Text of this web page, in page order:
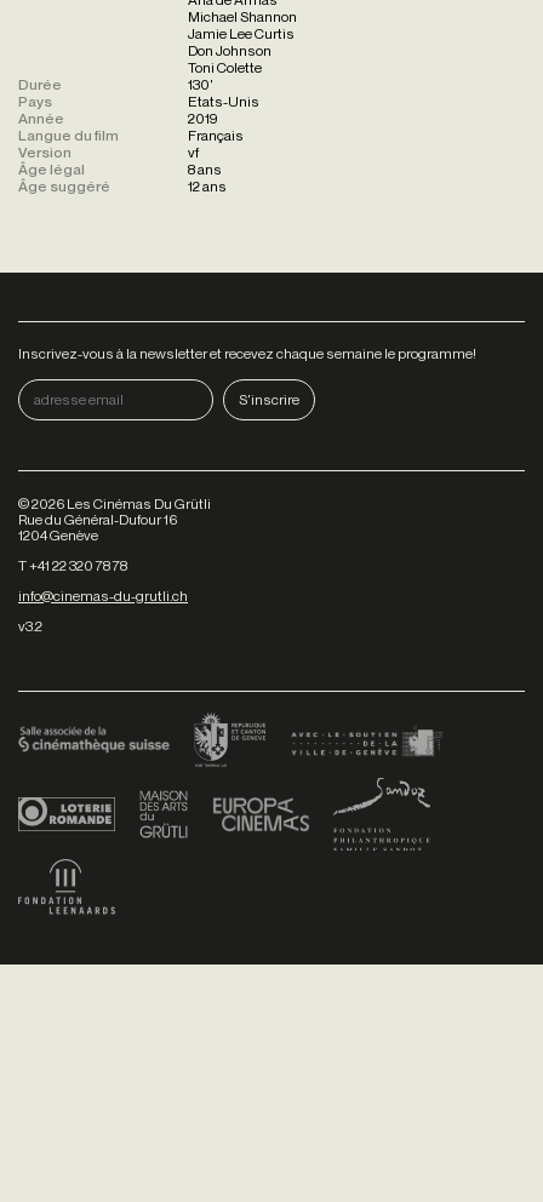
Michael Shannon
Jamie Lee Curtis
Don Johnson
Toni Colette
Durée
130'
Pays
Etats-Unis
Année
2019
Langue du film
Français
Version
vf
Âge légal
8 ans
Âge suggéré
12 ans
Inscrivez-vous à la newsletter et recevez chaque semaine le programme!
©2026 Les Cinémas Du Grütli
Rue du Général-Dufour 16
1204 Genève
T +41 22 320 78 78
info@cinemas-du-grutli.ch
v3.2